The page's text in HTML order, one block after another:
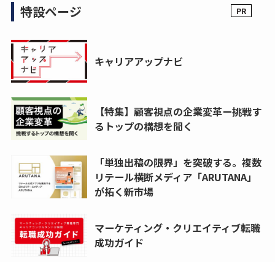
特設ページ
キャリアアップナビ
【特集】顧客視点の企業変革ー挑戦す
るトップの構想を聞く
「単独出稿の限界」を突破する。複数
リテール横断メディア「ARUTANA」
が拓く新市場
マーケティング・クリエイティブ転職
成功ガイド